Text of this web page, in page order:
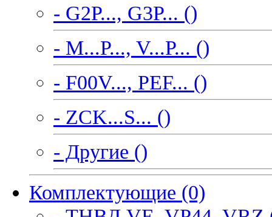
- G2P..., G3P... ()
- M...P..., V...P... ()
- F00V..., PEF... ()
- ZCK...S... ()
- Другие ()
Комплектующие (0)